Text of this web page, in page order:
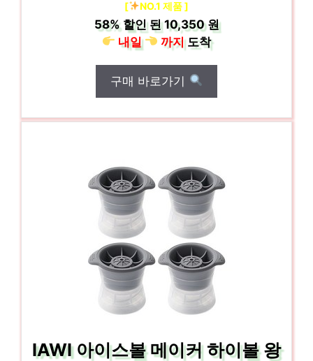
[ NO.1 제품 ]
58%할인 된10,350 원
내일
까지도착
구매 바로가기
IAWI 아이스볼 메이커 하이볼 왕